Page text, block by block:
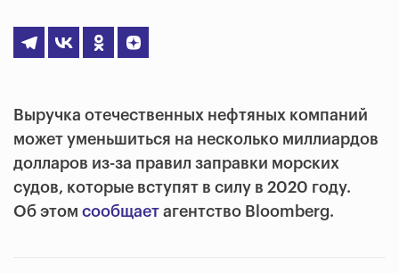
Выручка отечественных нефтяных компаний
может уменьшиться на несколько миллиардов
долларов из-за правил заправки морских
судов, которые вступят в силу в 2020 году.
Об этом сообщает агентство Bloomberg.